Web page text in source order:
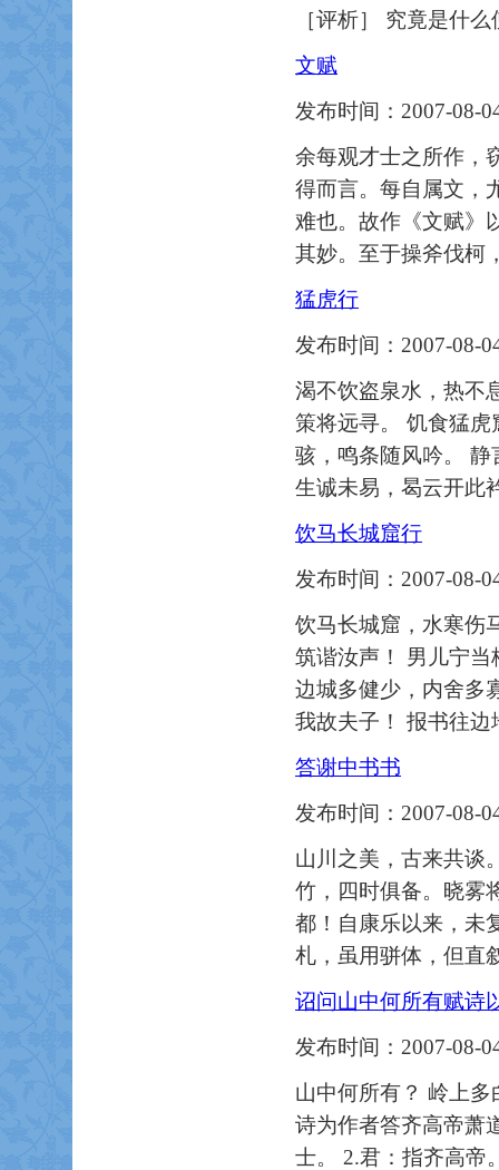
［评析］ 究竟是什
文赋
发布时间：2007-08-
余每观才士之所作，
得而言。每自属文，
难也。故作《文赋》
其妙。至于操斧伐柯
猛虎行
发布时间：2007-08-
渴不饮盗泉水，热不
策将远寻。 饥食猛
骇，鸣条随风吟。
生诚未易，曷云开此
饮马长城窟行
发布时间：2007-08-
饮马长城窟，水寒伤
筑谐汝声！ 男儿宁
边城多健少，内舍多
我故夫子！ 报书往
答谢中书书
发布时间：2007-08-
山川之美，古来共谈
竹，四时俱备。晓雾
都！自康乐以来，未
札，虽用骈体，但直
诏问山中何所有赋诗
发布时间：2007-08-
山中何所有？ 岭上
诗为作者答齐高帝萧
士。 2.君：指齐高帝